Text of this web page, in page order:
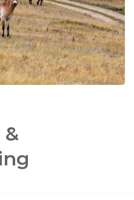
wild, maar nu is er
in dit park. In totaal
de Mongolen het paard
250 in het Khustai
kans om de paarden te
avonds laat te zien als